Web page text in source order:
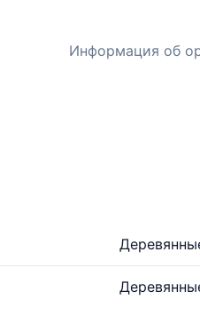
Информация об